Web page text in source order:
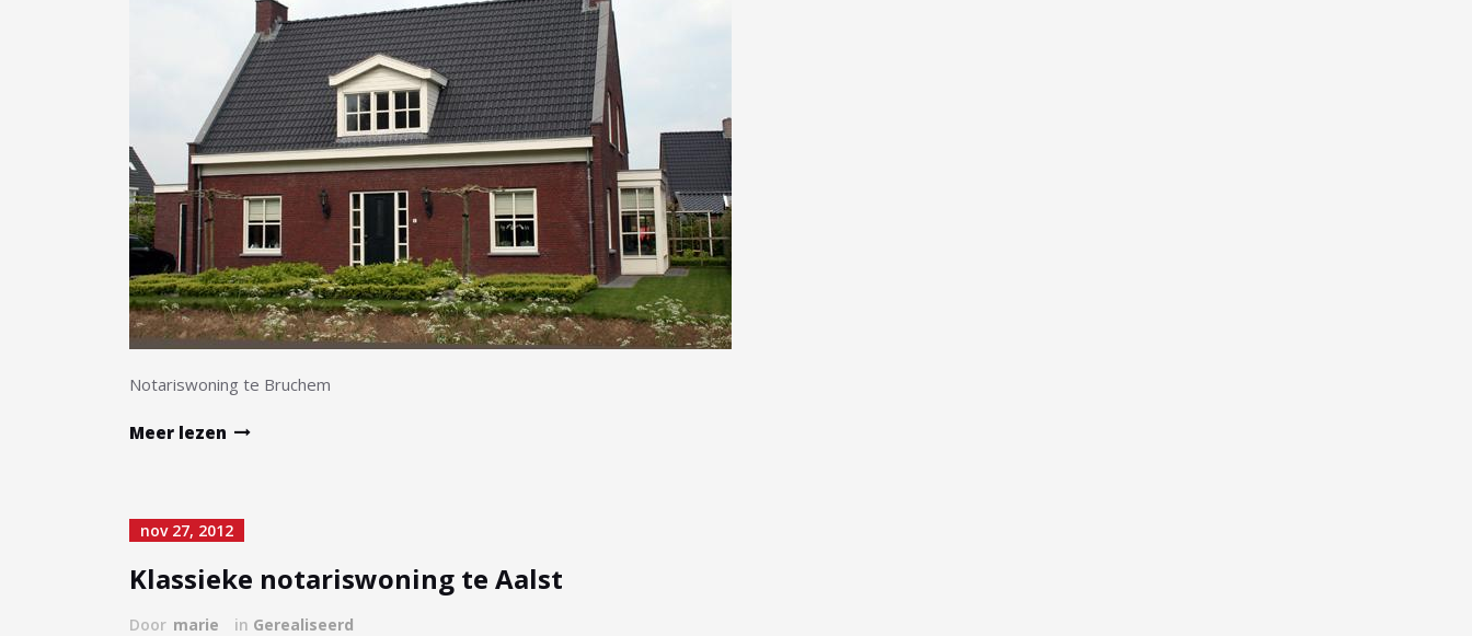
Notariswoning te Bruchem
Meer lezen
nov 27, 2012
Klassieke notariswoning te Aalst
Door marie in Gerealiseerd